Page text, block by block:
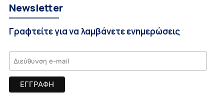
Newsletter
Γραφτείτε για να λαμβάνετε ενημερώσεις